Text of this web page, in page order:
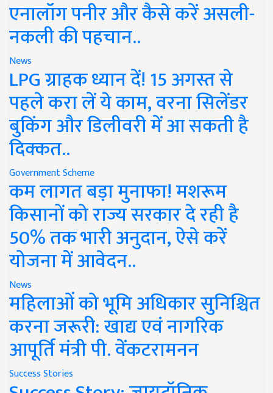
एनालॉग पनीर और कैसे करें असली-
नकली की पहचान..
News
LPG ग्राहक ध्यान दें! 15 अगस्त से
पहले करा लें ये काम, वरना सिलेंडर
बुकिंग और डिलीवरी में आ सकती है
दिक्कत..
Government Scheme
कम लागत बड़ा मुनाफा! मशरूम
किसानों को राज्य सरकार दे रही है
50% तक भारी अनुदान, ऐसे करें
योजना में आवेदन..
News
महिलाओं को भूमि अधिकार सुनिश्चित
करना जरूरी: खाद्य एवं नागरिक
आपूर्ति मंत्री पी. वेंकटरामनन
Success Stories